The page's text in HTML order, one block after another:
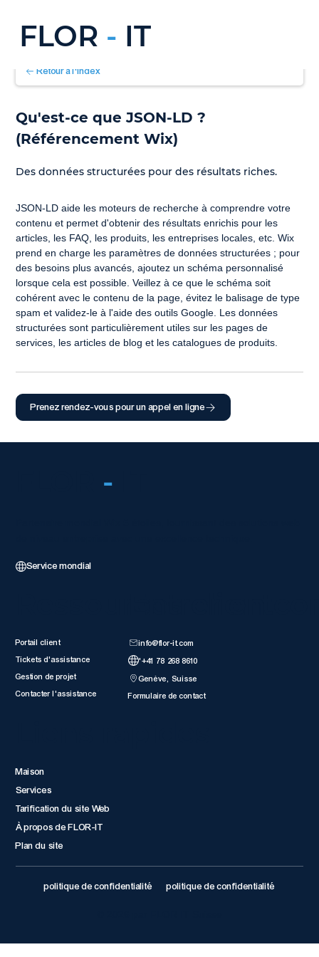
FLOR - IT
Retour à l'index
Qu'est-ce que JSON-LD ?
(Référencement Wix)
Des données structurées pour des résultats riches.
JSON-LD aide les moteurs de recherche à comprendre votre
contenu et permet d'obtenir des résultats enrichis pour les
articles, les FAQ, les produits, les entreprises locales, etc. Wix
prend en charge les paramètres de données structurées ; pour
des besoins plus avancés, ajoutez un schéma personnalisé
lorsque cela est possible. Veillez à ce que le schéma soit
cohérent avec le contenu de la page, évitez le balisage de type
spam et validez-le à l'aide des outils Google. Les données
structurées sont particulièrement utiles sur les pages de
services, les articles de blog et les catalogues de produits.
Prenez rendez-vous pour un appel en ligne
-
Service mondial
Portail client
Tickets d'assistance
Gestion de projet
Contacter l'assistance
info@flor-it.com
'+41 78 268 8610
Genève, Suisse
Formulaire de contact
Maison
Services
Tarification du site Web
À propos de FLOR-IT
Plan du site
politique de confidentialité politique de confidentialité